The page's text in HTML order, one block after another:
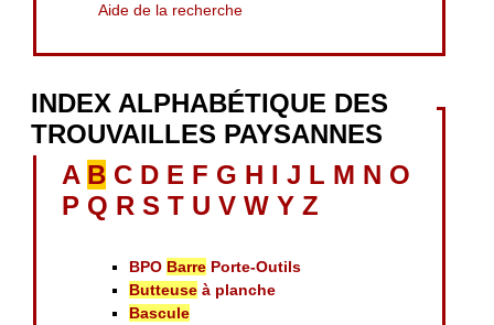
Aide de la recherche
INDEX ALPHABÉTIQUE DES
TROUVAILLES PAYSANNES
A B C D E F G H I J L M N O
P Q R S T U V W Y Z
BPO Barre Porte-Outils
Butteuse à planche
Bascule